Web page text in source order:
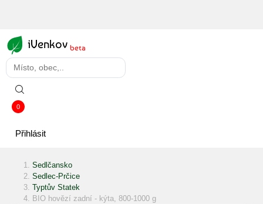
iVenkov beta
0
Přihlásit
Sedlčansko
Sedlec-Prčice
Typtův Statek
BIO hovězí zadní - kýta, 800-1000 g